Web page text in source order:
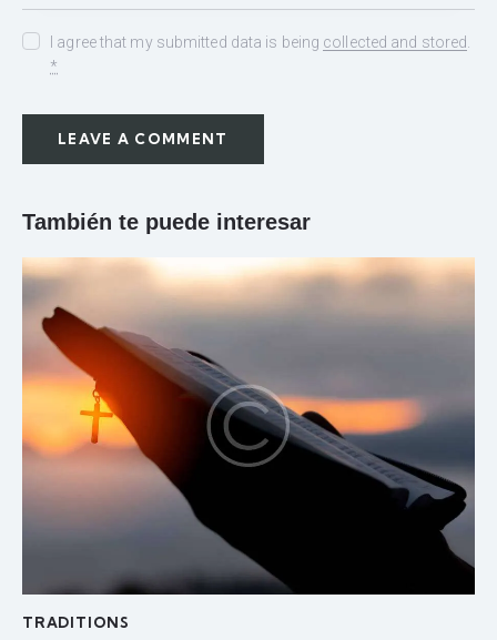
I agree that my submitted data is being collected and stored
*
También te puede interesar
TRADITIONS